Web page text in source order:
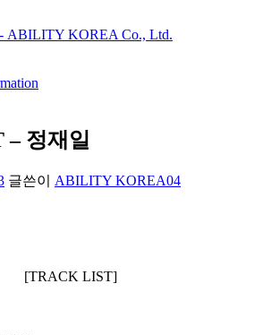
– 정재일
글쓴이 ABILITY KOREA04
[TRACK LIST]